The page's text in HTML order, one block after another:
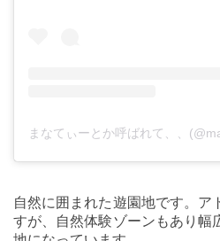
自然に囲まれた遊園地です。ア
すが、自然体験ゾーンもあり幅